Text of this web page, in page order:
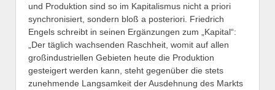
und Produktion sind so im Kapitalismus nicht a priori
synchronisiert, sondern bloß a posteriori. Friedrich
Engels schreibt in seinen Ergänzungen zum „Kapital“:
„Der täglich wachsenden Raschheit, womit auf allen
großindustriellen Gebieten heute die Produktion
gesteigert werden kann, steht gegenüber die stets
zunehmende Langsamkeit der Ausdehnung des Markts